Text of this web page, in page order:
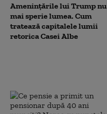
Amenințările lui Trump nu
mai sperie lumea. Cum
tratează capitalele lumii
retorica Casei Albe